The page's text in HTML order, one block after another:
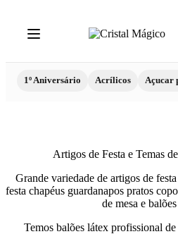
1º Aniversário Acrílicos Açucar
Artigos de Festa e Temas
Grande variedade de artigos de
festa chapéus guardanapos pratos
de mesa e
Temos balões látex profissional